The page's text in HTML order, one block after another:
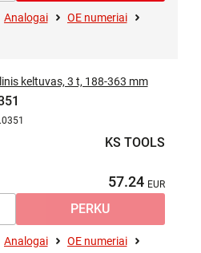
Analogai
OE numeriai
keltuvas, 3 t, 188-363 mm
KS TOOLS
57.24
Analogai
OE numeriai